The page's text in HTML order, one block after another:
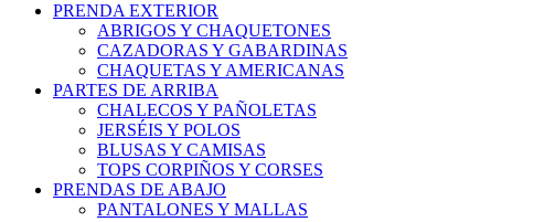
PRENDA EXTERIOR
ABRIGOS Y CHAQUETONES
CAZADORAS Y GABARDINAS
CHAQUETAS Y AMERICANAS
PARTES DE ARRIBA
CHALECOS Y PAÑOLETAS
JERSÉIS Y POLOS
BLUSAS Y CAMISAS
TOPS CORPIÑOS Y CORSES
PRENDAS DE ABAJO
PANTALONES Y MALLAS